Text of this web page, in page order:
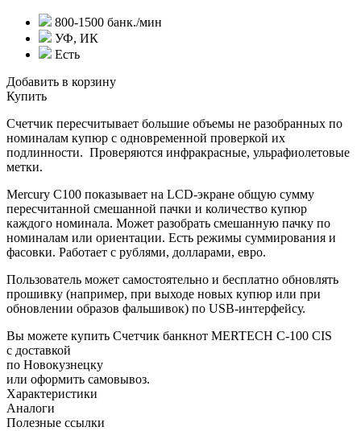
800-1500 банк./мин
УФ, ИК
Есть
Добавить в корзину
Купить
Счетчик пересчитывает большие объемы не разобранных по
номиналам купюр с одновременной проверкой их
подлинности. Проверяются инфракрасные, ульрафиолетовые
метки.
Mercury С100 показывает на LCD-экране общую сумму
пересчитанной смешанной пачки и количество купюр
каждого номинала. Может разобрать смешанную пачку по
номиналам или ориентации. Есть режимы суммирования и
фасовки. Работает с рублями, долларами, евро.
Пользователь может самостоятельно и бесплатно обновлять
прошивку (например, при выходе новых купюр или при
обновлении образов фальшивок) по USB-интерфейсу.
Вы можете купить Счетчик банкнот MERTECH C-100 CIS
с доставкой
по Новокузнецку
или оформить самовывоз.
Характеристики
Аналоги
Полезные ссылки